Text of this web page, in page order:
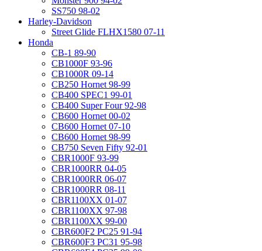
SS750 98-02
Harley-Davidson
Street Glide FLHX1580 07-11
Honda
CB-1 89-90
CB1000F 93-96
CB1000R 09-14
CB250 Hornet 98-99
CB400 SPEC1 99-01
CB400 Super Four 92-98
CB600 Hornet 00-02
CB600 Hornet 07-10
CB600 Hornet 98-99
CB750 Seven Fifty 92-01
CBR1000F 93-99
CBR1000RR 04-05
CBR1000RR 06-07
CBR1000RR 08-11
CBR1100XX 01-07
CBR1100XX 97-98
CBR1100XX 99-00
CBR600F2 PC25 91-94
CBR600F3 PC31 95-98